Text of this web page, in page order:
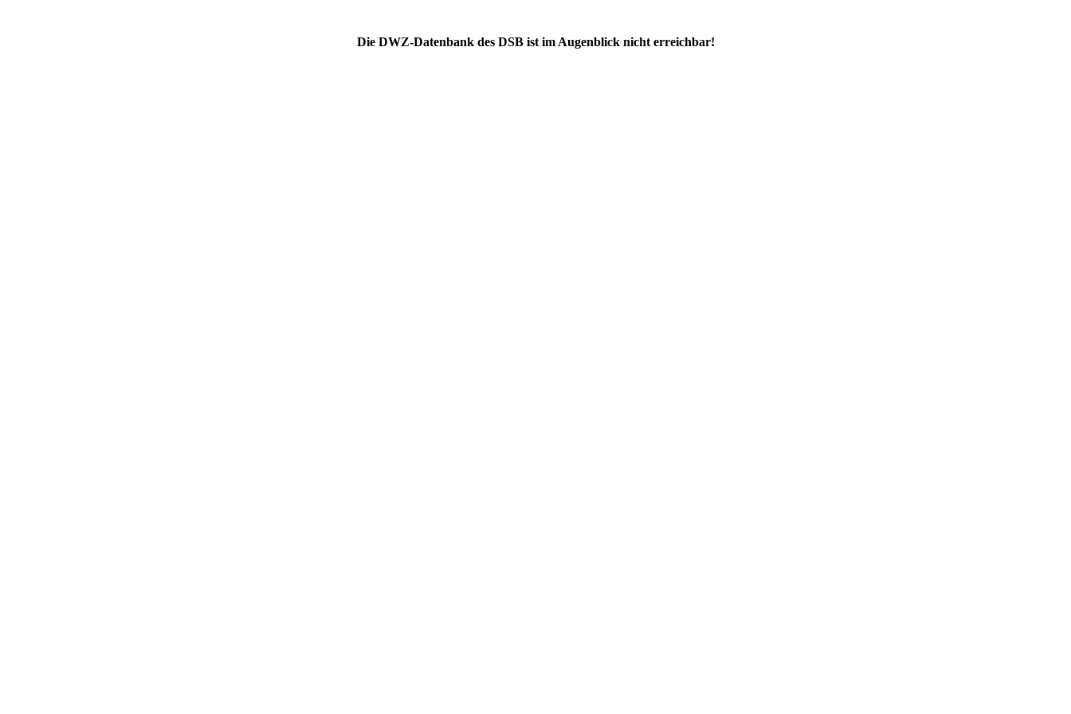
Die DWZ-Datenbank des DSB ist im Augenblick nicht erreichbar!